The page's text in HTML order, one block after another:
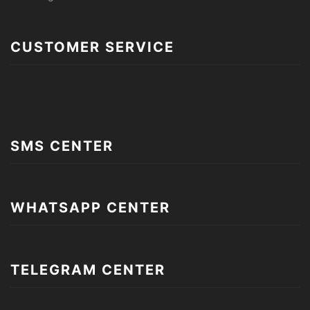
CUSTOMER SERVICE
SMS CENTER
WHATSAPP CENTER
TELEGRAM CENTER